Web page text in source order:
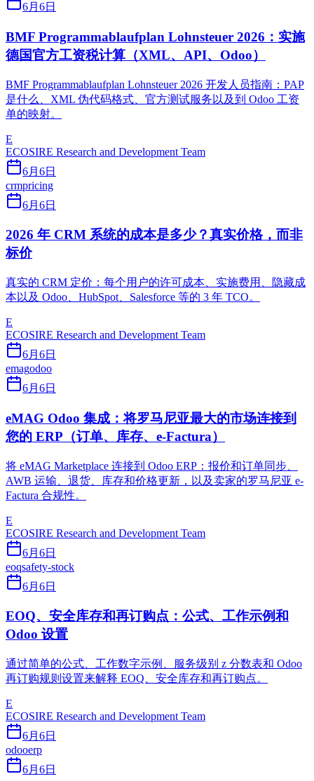
6月6日
BMF Programmablaufplan Lohnsteuer 2026：实施
德国官方工资税计算（XML、API、Odoo）
BMF Programmablaufplan Lohnsteuer 2026 开发人员指南：PAP
是什么、XML 伪代码格式、官方测试服务以及到 Odoo 工资
单的映射。
E
ECOSIRE Research and Development Team
6月6日
crmpricing
6月6日
2026 年 CRM 系统的成本是多少？真实价格，而非
标价
真实的 CRM 定价：每个用户的许可成本、实施费用、隐藏成
本以及 Odoo、HubSpot、Salesforce 等的 3 年 TCO。
E
ECOSIRE Research and Development Team
6月6日
emagodoo
6月6日
eMAG Odoo 集成：将罗马尼亚最大的市场连接到
您的 ERP（订单、库存、e-Factura）
将 eMAG Marketplace 连接到 Odoo ERP：报价和订单同步、
AWB 运输、退货、库存和价格更新，以及卖家的罗马尼亚 e-
Factura 合规性。
E
ECOSIRE Research and Development Team
6月6日
eoqsafety-stock
6月6日
EOQ、安全库存和再订购点：公式、工作示例和
Odoo 设置
通过简单的公式、工作数字示例、服务级别 z 分数表和 Odoo
再订购规则设置来解释 EOQ、安全库存和再订购点。
E
ECOSIRE Research and Development Team
6月6日
odooerp
6月6日